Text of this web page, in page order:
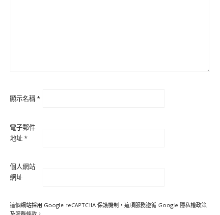
顯示名稱*
電子郵件
地址*
個人網站
網址
這個網站採用 Google reCAPTCHA 保護機制，這項服務遵循 Google 隱私權政策